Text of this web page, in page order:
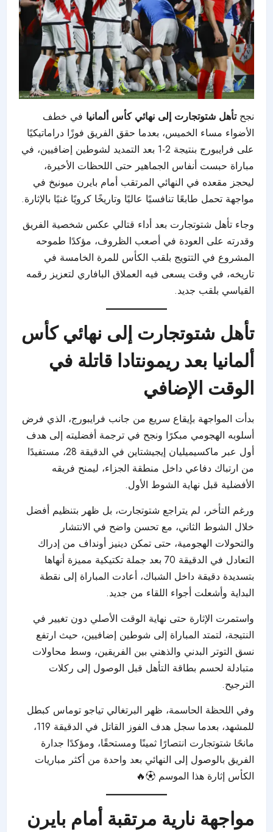
نجحتأهل شتوتجارت إلى نهائي كأس ألمانيا في خطف
الأضواء مساء الخميس، بعدما حقق الفريق فوزًا دراماتيكيًا
على فرايبورج بنتيجة 2-1 بعد التمديد لشوطين إضافيين، في
مباراة حبست أنفاس الجماهير حتى اللحظات الأخيرة،
ليحجز مقعده في النهائي المرتقب أمام بايرن ميونيخ في
مواجهة تحمل طابعًا تنافسيًا عاليًا وتاريخًا كرويًا غنيًا بالإثارة.
وجاء تأهل شتوتجارت بعد أداء قتالي عكس شخصية الفريق
وقدرته على العودة في أصعب الظروف، مؤكدًا طموحه
المشروع في التتويج بلقب الكأس للمرة الخامسة في
تاريخه، في وقت يسعى فيه العملاق البافاري لتعزيز رقمه
القياسي بلقب جديد.
تأهل شتوتجارت إلى نهائي كأس
ألمانيا بعد ريمونتادا قاتلة في
الوقت الإضافي
بدأت المواجهة بإيقاع سريع من جانب فرايبورج، الذي فرض
أسلوبه الهجومي مبكرًا ونجح في ترجمة أفضليته إلى هدف
أول عبر ماكسيميليان إيجيشتاين في الدقيقة 28، مستفيدًا
من ارتباك دفاعي داخل منطقة الجزاء، ليمنح فريقه
الأفضلية قبل نهاية الشوط الأول.
ورغم التأخر، لم يتراجع شتوتجارت، بل ظهر بتنظيم أفضل
خلال الشوط الثاني، مع تحسن واضح في الانتشار
والتحولات الهجومية، حتى تمكن دينيز أونداف من إدراك
التعادل في الدقيقة 70 بعد جملة تكتيكية مميزة أنهاها
بتسديدة دقيقة داخل الشباك، أعادت المباراة إلى نقطة
البداية وأشعلت أجواء اللقاء من جديد.
واستمرت الإثارة حتى نهاية الوقت الأصلي دون تغيير في
النتيجة، لتمتد المباراة إلى شوطين إضافيين، حيث ارتفع
نسق التوتر البدني والذهني بين الفريقين، وسط محاولات
متبادلة لحسم بطاقة التأهل قبل الوصول إلى ركلات
الترجيح.
وفي اللحظة الحاسمة، ظهر البرتغالي تياجو توماس كبطل
للمشهد، بعدما سجل هدف الفوز القاتل في الدقيقة 119،
مانحًا شتوتجارت انتصارًا ثمينًا ومستحقًا، ومؤكدًا جدارة
الفريق بالوصول إلى النهائي بعد واحدة من أكثر مباريات
الكأس إثارة هذا الموسم ⚽🔥
مواجهة نارية مرتقبة أمام بايرن